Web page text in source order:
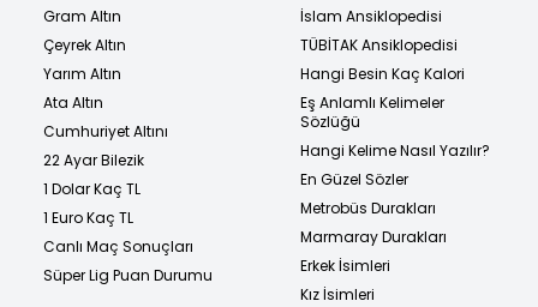
Gram Altın
Çeyrek Altın
Yarım Altın
Ata Altın
Cumhuriyet Altını
22 Ayar Bilezik
1 Dolar Kaç TL
1 Euro Kaç TL
Canlı Maç Sonuçları
Süper Lig Puan Durumu
İslam Ansiklopedisi
TÜBİTAK Ansiklopedisi
Hangi Besin Kaç Kalori
Eş Anlamlı Kelimeler
Sözlüğü
Hangi Kelime Nasıl Yazılır?
En Güzel Sözler
Metrobüs Durakları
Marmaray Durakları
Erkek İsimleri
Kız İsimleri